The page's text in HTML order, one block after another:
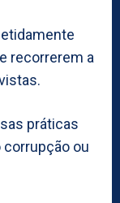
recorrerem a
práticas
ou